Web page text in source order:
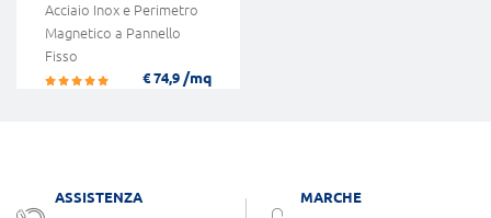
Acciaio Inox e Perimetro
Magnetico a Pannello
Fisso
€ 74,9 /mq
ASSISTENZA MARCHE